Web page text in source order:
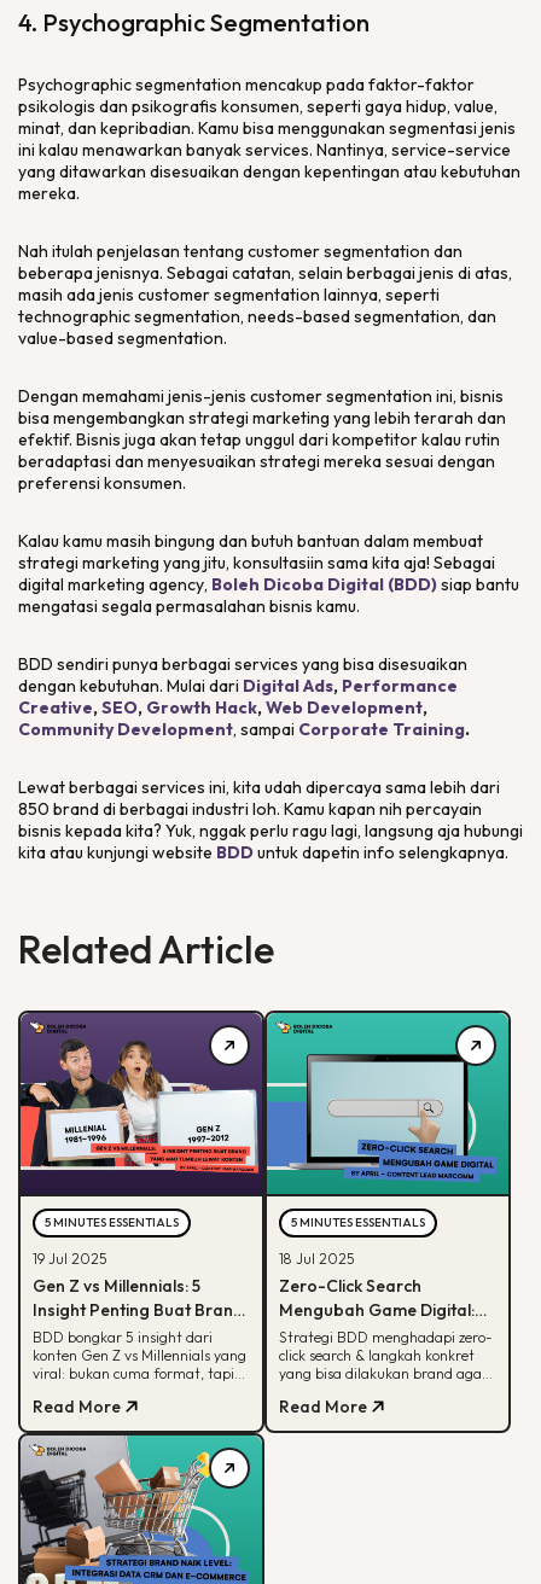
4. Psychographic Segmentation
Psychographic segmentation mencakup pada faktor-faktor
psikologis dan psikografis konsumen, seperti gaya hidup, value,
minat, dan kepribadian. Kamu bisa menggunakan segmentasi jenis
ini kalau menawarkan banyakservices. Nantinya, service-service
yang ditawarkan disesuaikan dengan kepentingan atau kebutuhan
mereka.
Nah itulah penjelasan tentang customer segmentation dan
beberapa jenisnya. Sebagai catatan, selain berbagai jenis di atas,
masih ada jenis customer segmentation lainnya, seperti
technographic segmentation, needs-based segmentation, dan
value-based segmentation.
Dengan memahami jenis-jenis customer segmentation ini, bisnis
bisa mengembangkan strategi marketing yang lebih terarah dan
efektif. Bisnis juga akan tetap unggul dari kompetitor kalau rutin
beradaptasi dan menyesuaikan strategi mereka sesuai dengan
preferensi konsumen.
Kalau kamu masih bingung dan butuh bantuan dalam membuat
strategi marketing yang jitu, konsultasiin sama kita aja! Sebagai
digital marketing agency, Boleh Dicoba Digital (BDD)siap bantu
mengatasi segala permasalahan bisnis kamu.
BDD sendiri punya berbagai services yang bisa disesuaikan
dengan kebutuhan. Mulai dari Digital Ads, Performance
Creative,SEO, Growth Hack,Web Development,
Community Development, sampai Corporate Training.
Lewat berbagai services ini, kita udah dipercaya sama lebih dari
850 brand di berbagai industri loh. Kamu kapan nih percayain
bisnis kepada kita? Yuk, nggak perlu ragu lagi, langsung aja hubungi
kita atau kunjungi website BDDuntuk dapetin info selengkapnya.
Related Article
5 MINUTES ESSENTIALS
19 Jul 2025
Gen Z vs Millennials: 5
Insight Penting Buat Brand
yang Mau Tumbuh Lewat
Konten
BDD bongkar 5 insight dari
konten Gen Z vs Millennials yang
viral: bukan cuma format, tapi
Read More
5 MINUTES ESSENTIALS
18 Jul 2025
Zero-Click Search
Mengubah Game Digital:
Begini Strategi BDD & Apa
yang Bisa Dilakukan Brand
Strategi BDD menghadapi zero-
click search & langkah konkret
yang bisa dilakukan brand agar
Google
Read More